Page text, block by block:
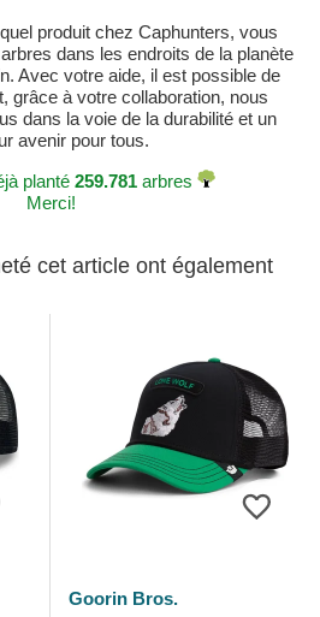
produit chez Caphunters, vous
dans les endroits de la planète
Avec votre aide, il est possible de
grâce à votre collaboration, nous
dans la voie de la durabilité et un
avenir pour tous.
planté 259.781 arbres
Merci!
cet article ont également
Goorin Bros.